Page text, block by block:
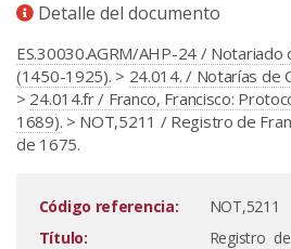
Detalle del documento
ES.30030.AGRM/AHP-24 / Notariado
(1450-1925). > 24.014. / Notarías de
> 24.014.fr / Franco, Francisco:
1689). > NOT,5211 / Registro de
de 1675.
Código referencia:
NOT,5211
Título:
Registro de